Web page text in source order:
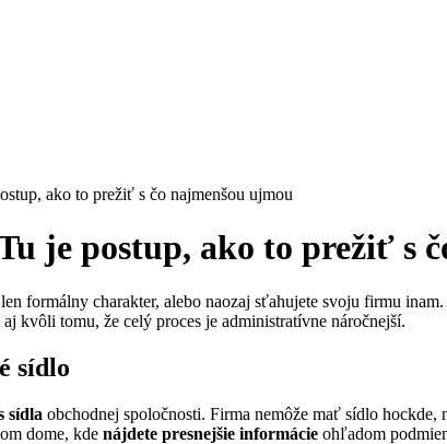
ako to prežiť s čo najmenšou ujmou
je postup, ako to prežiť s
formálny charakter, alebo naozaj sťahujete svoju firmu
kvôli tomu, že celý proces je administratívne náročnejší.
sídlo
sídla obchodnej spoločnosti. Firma nemôže mať sídlo
dome, kde nájdete presnejšie informácie ohľadom